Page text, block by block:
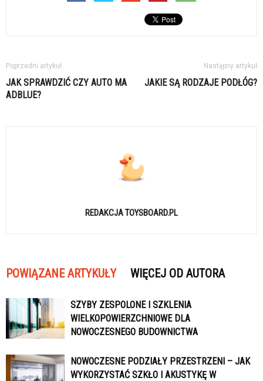
Poprzedni artykuł
JAK SPRAWDZIĆ CZY AUTO MA
ADBLUE?
Następny artykuł
JAKIE SĄ RODZAJE PODŁÓG?
REDAKCJA TOYSBOARD.PL
POWIĄZANE ARTYKUŁY WIĘCEJ OD AUTORA
SZYBY ZESPOLONE I SZKLENIA
WIELKOPOWIERZCHNIOWE DLA
NOWOCZESNEGO BUDOWNICTWA
NOWOCZESNE PODZIAŁY PRZESTRZENI – JAK
WYKORZYSTAĆ SZKŁO I AKUSTYKĘ W